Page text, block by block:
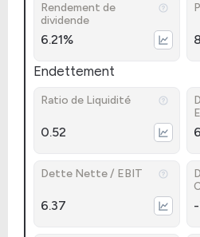
Rendement de
dividende
6.21%
Endettement
Ratio de Liquidité
0.52
Dette Nette / EBIT
6.37